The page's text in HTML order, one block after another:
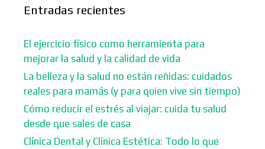
Entradas recientes
El ejercicio físico como herramienta para
mejorar la salud y la calidad de vida
La belleza y la salud no están reñidas: cuidados
reales para mamás (y para quien vive sin tiempo)
Cómo reducir el estrés al viajar: cuida tu salud
desde que sales de casa
Clínica Dental y Clínica Estética: Todo lo que